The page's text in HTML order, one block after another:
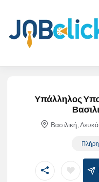
Υπάλληλος
Βασιλική,